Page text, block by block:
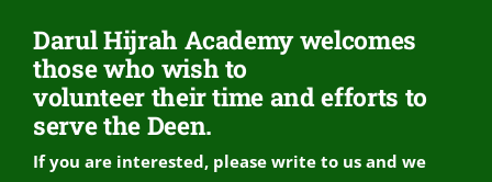
Darul Hijrah Academy welcomes
those who wish to
volunteer their time and efforts to
serve the Deen.
If you are interested, please write to us and we